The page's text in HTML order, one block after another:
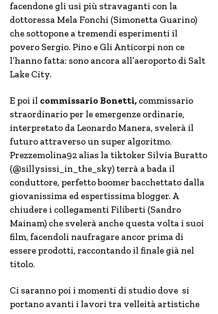
facendone gli usi più stravaganti con la
dottoressa Mela Fonchi (Simonetta Guarino)
che sottopone a tremendi esperimenti il
povero Sergio. Pino e Gli Anticorpi non ce
l’hanno fatta: sono ancora all’aeroporto di Salt
Lake City.
E poi il commissario Bonetti, commissario
straordinario per le emergenze ordinarie,
interpretato da Leonardo Manera, svelerà il
futuro attraverso un super algoritmo.
Prezzemolina92 alias la tiktoker Silvia Buratto
(@sillysissi_in_the_sky) terrà a bada il
conduttore, perfetto boomer bacchettato dalla
giovanissima ed espertissima blogger. A
chiudere i collegamenti Filiberti (Sandro
Mainam) che svelerà anche questa volta i suoi
film, facendoli naufragare ancor prima di
essere prodotti, raccontando il finale già nel
titolo.
Ci saranno poi i momenti di studio dove si
portano avanti i lavori tra velleità artistiche